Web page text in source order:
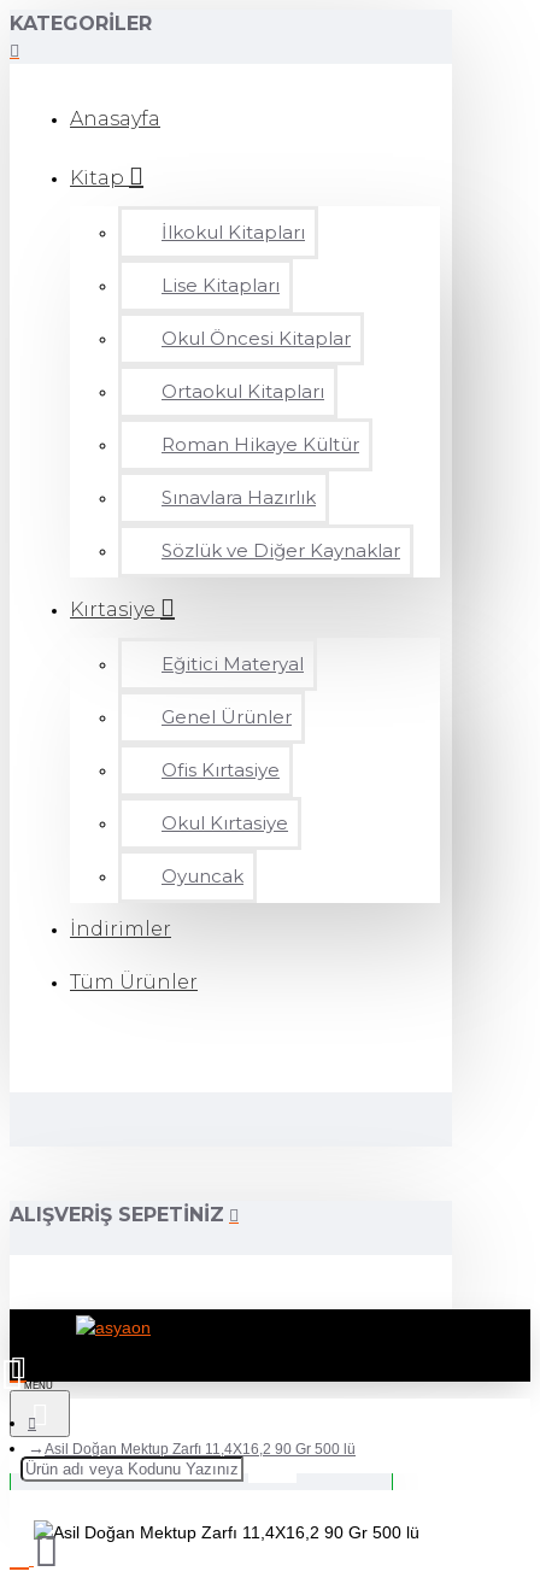
KATEGORILER
Anasayfa
Kitap
İlkokul Kitapları
Lise Kitapları
Okul Öncesi Kitaplar
Ortaokul Kitapları
Roman Hikaye Kültür
Sınavlara Hazırlık
Sözlük ve Diğer Kaynaklar
Kırtasiye
Eğitici Materyal
Genel Ürünler
Ofis Kırtasiye
Okul Kırtasiye
Oyuncak
İndirimler
Tüm Ürünler
ALIŞVERIŞ SEPETINIZ
Asil Doğan Mektup Zarfı 11,4X16,2 90 Gr 500 lü